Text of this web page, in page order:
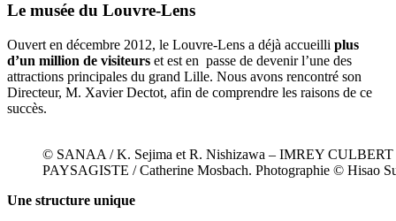
Le musée du Louvre-Lens
Ouvert en décembre 2012, le Louvre-Lens a déjà accueilli plus
d’un million de visiteurs et est en passe de devenir l’une des
attractions principales du grand Lille. Nous avons rencontré son
Directeur, M. Xavier Dectot, afin de comprendre les raisons de ce
succès.
© SANAA / K. Sejima et R. Nishizawa – IMREY
PAYSAGISTE / Catherine Mosbach. Photographie © Hisao
Une structure unique